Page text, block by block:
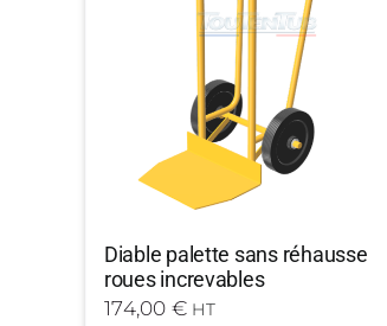
Diable palette sans réhausse
roues increvables
174,00 € HT